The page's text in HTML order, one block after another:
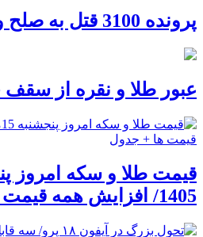
پرونده 3100 قتل به صلح و سازش ختم شد
عبور طلا و نقره از سقف
1405/ افزایش همه قیمت ها + جدول